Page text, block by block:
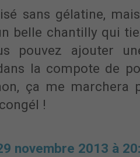
sans gélatine,
belle chantilly qui
pouvez ajouter
la compote de
ça me marchera
!
novembre 2013 à